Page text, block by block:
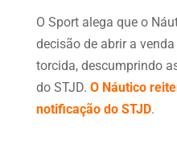
O Sport alega que o
decisão de abrir a
torcida, descumprindo
do STJD. O Náutico
notificação do STJD.